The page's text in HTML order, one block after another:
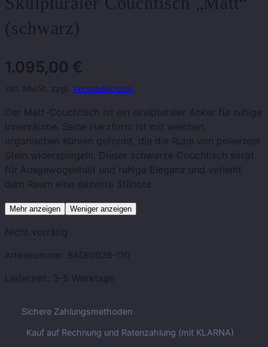
(schwarz)
1.095,00 €
inkl. MwSt. zzgl. Versandkosten
Der Matt-Couchtisch ist ein skulpturaler Anker für ruhige
Innenräume. Seine Harzform ist mit weichen,
organischen Kurven geformt, die die Ruhe von poliertem
Stein widerspiegeln. Dieser schwarze Couchtisch sorgt
für Ausgewogenheit und ruhige Eleganz und verleiht
dem Raum eine dezente Stilnote.
Mehr anzeigen Weniger anzeigen
Nicht vorrätig
Artikelnummer: BADE002B-110
Lieferzeit: 3-5 Werktage
Sichere Zahlungsmethoden
Kauf auf Rechnung und Ratenzahlung (mit KLARNA)